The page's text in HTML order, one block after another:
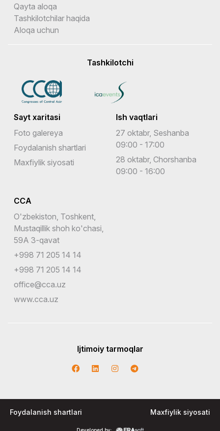
Qayta aloqa
Tashkilotchilar haqida
Aloqa uchun
Tashkilotchi
Sayt xaritasi
Foto galereya
Foydalanish shartlari
Maxfiylik siyosati
Ish vaqtlari
27 oktabr, Seshanba
09:00 - 17:00
28 oktabr, Chorshanba
09:00 - 16:00
CCA
O'zbekiston, Toshkent,
Mustaqillik shoh ko'chasi,
59A 3-qavat
+998 71 205 14 14
+998 71 205 14 14
office@cca.uz
www.cca.uz
Ijtimoiy tarmoqlar
Foydalanish shartlari Maxfiylik siyosati